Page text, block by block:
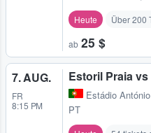
Heute Über 200
ab 25 $
7. AUG.
FR
8:15 PM
Estoril Praia
Estádio
PT